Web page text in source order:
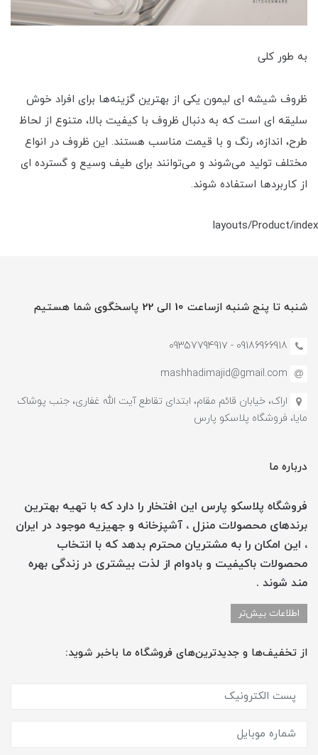
به طور کلی
ظروف شیشه ای لیمون یکی از بهترین گزینه‌ها برای افراد خوش
سلیقه ای است که به دنبال ظروف با کیفیت بالا، متنوع از لحاظ
طرح، اندازه، رنگ و با قیمت مناسب هستند. این ظروف در انواع
مختلف تولید می‌شوند و می‌توانند برای طیف وسیع و گسترده ای
از کاربردها استفاده شوند.
layouts/Product/index
شنبه تا پنج شنبه ازساعت 10 الی 22 پاسخگوی شما هستیم
09186966918 - 0935779491۷
mashhadimajid@gmail.com
اراک، خیابان قائم مقام، ابتدای تقاطع آیت الله غفاری، جنب پوشاک
مایا، فروشگاه پلاسکو پارس
درباره ما
فروشگاه پلاسکو پارس این افتخار را دارد که با تهیه بهترین
برندهای محصولات منزل ، آشپزخانه و جهیزیه موجود در ایران
، این امکان را به مشتریان محترم بدهد که با انتخاب
محصولات باکیفیت و بادوام از لذت بیشتری در زندگی بهره
مند شوند .
اطلاعات بیش‌تر
از تخفیف‌ها و جدیدترین‌های فروشگاه ما باخبر شوید: